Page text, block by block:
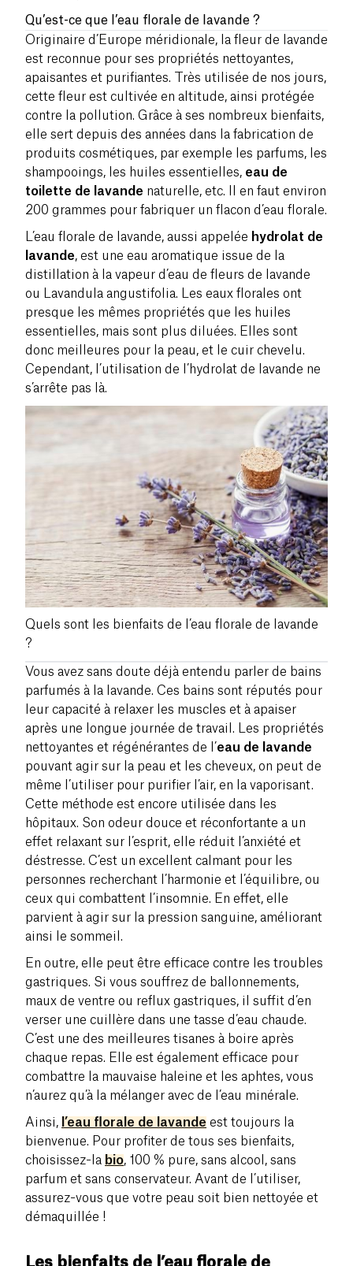
Qu’est-ce que l’eau florale de lavande ?
Originaire d’Europe méridionale, la fleur de lavande
est reconnue pour ses propriétés nettoyantes,
apaisantes et purifiantes. Très utilisée de nos jours,
cette fleur est cultivée en altitude, ainsi protégée
contre la pollution. Grâce à ses nombreux bienfaits,
elle sert depuis des années dans la fabrication de
produits cosmétiques, par exemple les parfums, les
shampooings, les huiles essentielles, eau de
toilette de lavande naturelle, etc. Il en faut environ
200 grammes pour fabriquer un flacon d’eau florale.
L’eau florale de lavande, aussi appelée hydrolat de
lavande, est une eau aromatique issue de la
distillation à la vapeur d’eau de fleurs de lavande
ou Lavandula angustifolia. Les eaux florales ont
presque les mêmes propriétés que les huiles
essentielles, mais sont plus diluées. Elles sont
donc meilleures pour la peau, et le cuir chevelu.
Cependant, l’utilisation de l’hydrolat de lavande ne
s’arrête pas là.
Quels sont les bienfaits de l’eau florale de lavande
?
Vous avez sans doute déjà entendu parler de bains
parfumés à la lavande. Ces bains sont réputés pour
leur capacité à relaxer les muscles et à apaiser
après une longue journée de travail. Les propriétés
nettoyantes et régénérantes de l’eau de lavande
pouvant agir sur la peau et les cheveux, on peut de
même l’utiliser pour purifier l’air, en la vaporisant.
Cette méthode est encore utilisée dans les
hôpitaux. Son odeur douce et réconfortante a un
effet relaxant sur l’esprit, elle réduit l’anxiété et
déstresse. C’est un excellent calmant pour les
personnes recherchant l’harmonie et l’équilibre, ou
ceux qui combattent l’insomnie. En effet, elle
parvient à agir sur la pression sanguine, améliorant
ainsi le sommeil.
En outre, elle peut être efficace contre les troubles
gastriques. Si vous souffrez de ballonnements,
maux de ventre ou reflux gastriques, il suffit d’en
verser une cuillère dans une tasse d’eau chaude.
C’est une des meilleures tisanes à boire après
chaque repas. Elle est également efficace pour
combattre la mauvaise haleine et les aphtes, vous
n’aurez qu’à la mélanger avec de l’eau minérale.
Ainsi, l’eau florale de lavande est toujours la
bienvenue. Pour profiter de tous ses bienfaits,
choisissez-la bio, 100 % pure, sans alcool, sans
parfum et sans conservateur. Avant de l’utiliser,
assurez-vous que votre peau soit bien nettoyée et
démaquillée !
Les bienfaits de l’eau florale de